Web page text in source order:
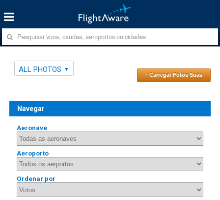
ALL PHOTOS
↑ Carregar Fotos Suas
Navegar
Aeronave
Aeroporto
Ordenar por